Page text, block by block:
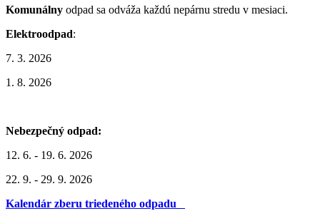
Komunálny odpad sa odváža každú nepárnu stredu v mesiaci.
Elektroodpad:
7. 3. 2026
1. 8. 2026
Nebezpečný odpad:
12. 6. - 19. 6. 2026
22. 9. - 29. 9. 2026
Kalendár zberu triedeného odpadu